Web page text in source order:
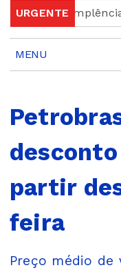
URGENTE
inadimplência
MENU
partir
feira
Preço médio